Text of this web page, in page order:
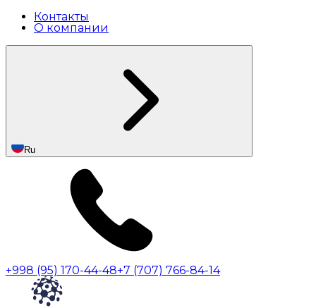
Контакты
О компании
Ru
+998 (95) 170-44-48+7 (707) 766-84-14